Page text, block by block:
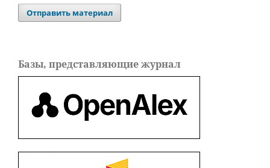
Отправить материал
Базы, представляющие журнал